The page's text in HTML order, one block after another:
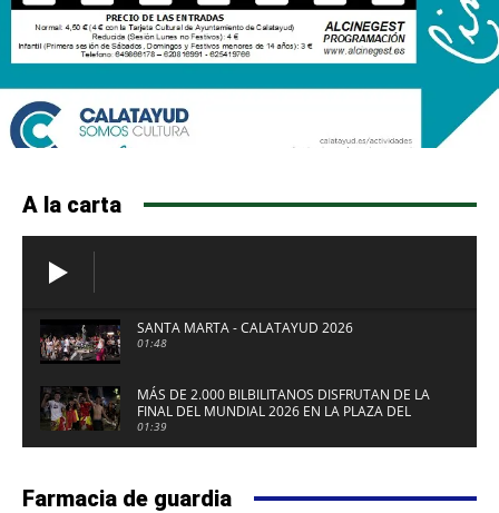
A la carta
SANTA MARTA - CALATAYUD 2026
01:48
MÁS DE 2.000 BILBILITANOS DISFRUTAN DE LA
FINAL DEL MUNDIAL 2026 EN LA PLAZA DEL
FUERTE DE CALATAYUD
01:39
Farmacia de guardia